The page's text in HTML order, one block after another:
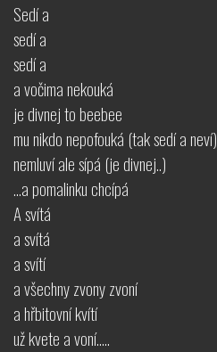
Sedí a
sedí a
sedí a
a vočima nekouká
je divnej to beebee
mu nikdo nepofouká (tak sedí a neví)
nemluví ale sípá (je divnej..)
...a pomalinku chcípá
A svítá
a svítá
a svítí
a všechny zvony zvoní
a hřbitovní kvítí
už kvete a voní.....